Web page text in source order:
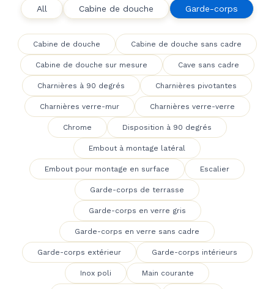
All Cabine de douche Garde-corps
Cabine de douche Cabine de douche sans cadre
Cabine de douche sur mesure Cave sans cadre
Charnières à 90 degrés Charnières pivotantes
Charnières verre-mur Charnières verre-verre
Chrome Disposition à 90 degrés
Embout à montage latéral
Embout pour montage en surface Escalier
Garde-corps de terrasse
Garde-corps en verre gris
Garde-corps en verre sans cadre
Garde-corps extérieur Garde-corps intérieurs
Inox poli Main courante